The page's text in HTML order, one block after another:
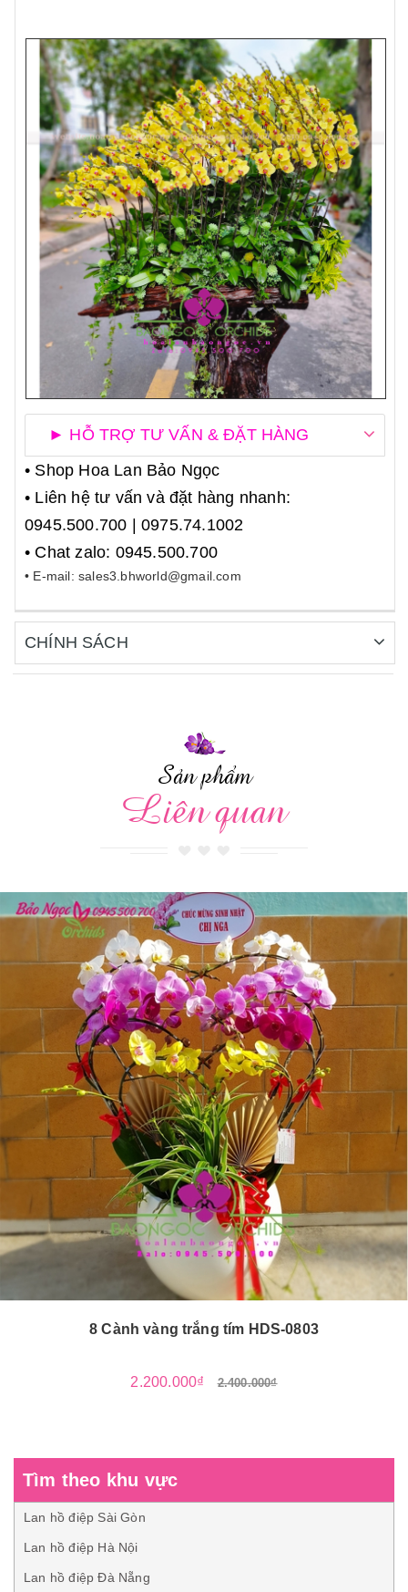
► HỖ TRỢ TƯ VẤN & ĐẶT HÀNG
• Shop Hoa Lan Bảo Ngọc
• Liên hệ tư vấn và đặt hàng nhanh:
0945.500.700 | 0975.74.1002
• Chat zalo: 0945.500.700
• E-mail: sales3.bhworld@gmail.com
CHÍNH SÁCH
Sản phẩm
Liên quan
8 Cành vàng trắng tím HDS-0803
2.200.000₫ 2.400.000₫
Tìm theo khu vực
Lan hồ điệp Sài Gòn
Lan hồ điệp Hà Nội
Lan hồ điệp Đà Nẵng